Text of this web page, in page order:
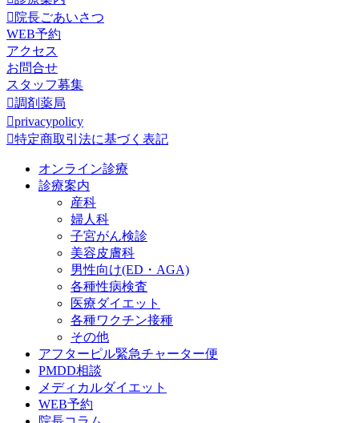
 院長ごあいさつ
WEB予約
アクセス
お問合せ
スタッフ募集
調剤薬局
privacypolicy
特定商取引法に基づく表記
オンライン診療
診療案内
産科
婦人科
子宮がん検診
美容皮膚科
男性向け(ED・AGA)
各種性病検査
医療ダイエット
各種ワクチン接種
その他
アフターピル緊急チャーター便
PMDD相談
メディカルダイエット
WEB予約